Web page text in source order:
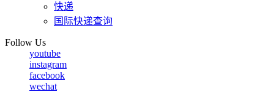
快递
国际快递查询
Follow Us
youtube
instagram
facebook
wechat